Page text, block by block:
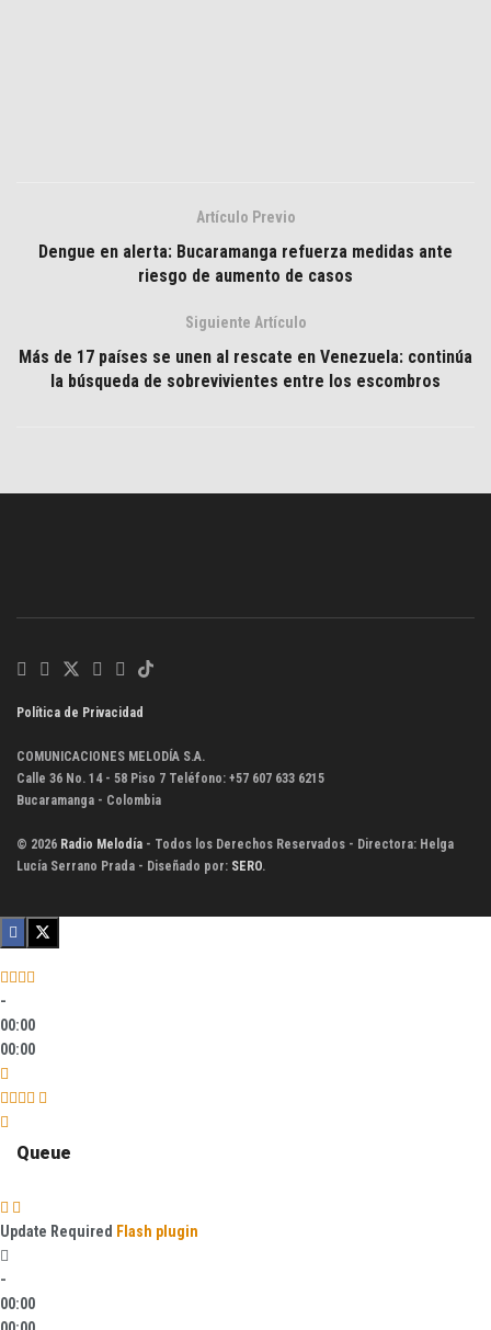
Artículo Previo
Dengue en alerta: Bucaramanga refuerza medidas ante
riesgo de aumento de casos
Siguiente Artículo
Más de 17 países se unen al rescate en Venezuela: continúa
la búsqueda de sobrevivientes entre los escombros
Política de Privacidad
COMUNICACIONES MELODÍA S.A.
Calle 36 No. 14 - 58 Piso 7 Teléfono: +57 607 633 6215
Bucaramanga - Colombia
© 2026 Radio Melodía - Todos los Derechos Reservados - Directora: Helga
Lucía Serrano Prada - Diseñado por: SERO.
-
00:00
00:00
Queue
Update Required Flash plugin
-
00:00